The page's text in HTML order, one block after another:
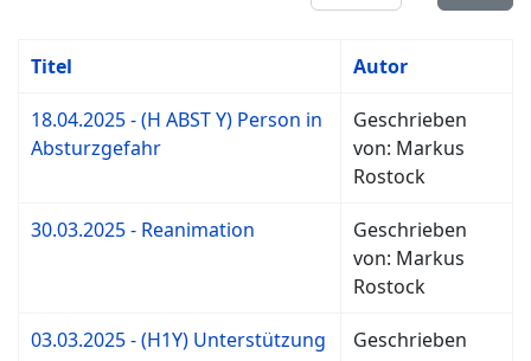
Titel Autor
18.04.2025 - (H ABST Y) Person in
Absturzgefahr
Geschrieben
von: Markus
Rostock
30.03.2025 - Reanimation
Geschrieben
von: Markus
Rostock
03.03.2025 - (H1Y) Unterstützung
Geschrieben